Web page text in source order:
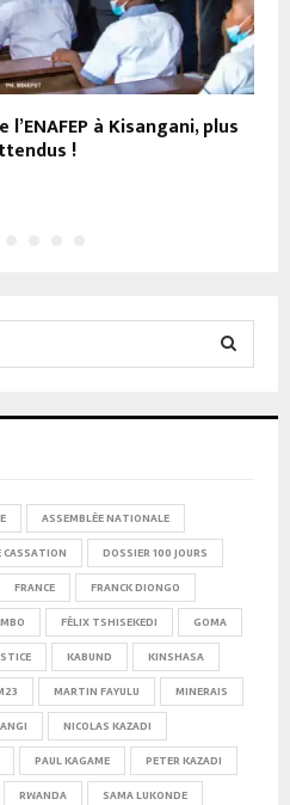
à Kisangani, plus
!
ASSEMBLÉE NATIONALE
CASSATION DOSSIER 100 JOURS
FRANCE FRANCK DIONGO
FÉLIX TSHISEKEDI GOMA
KABUND KINSHASA
MARTIN FAYULU MINERAIS
NICOLAS KAZADI
PAUL KAGAME PETER KAZADI
RWANDA SAMA LUKONDE